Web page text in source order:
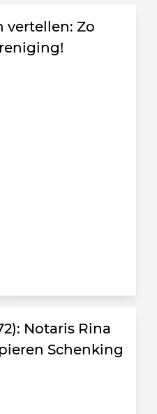
vertellen: Zo
Notaris Rina
Schenking